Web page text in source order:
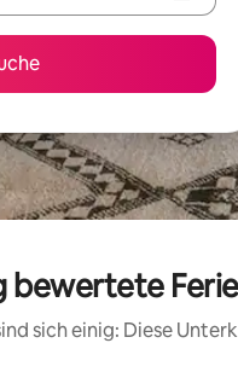
bewertete
sich einig: Diese